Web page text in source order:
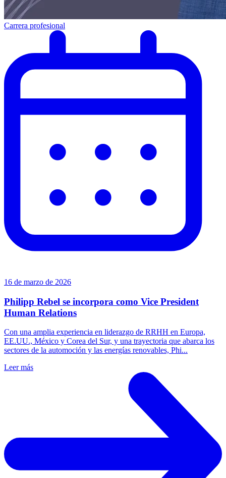
Carrera profesional
16 de marzo de 2026
Philipp Rebel se incorpora como Vice President
Human Relations
Con una amplia experiencia en liderazgo de RRHH en Europa,
EE.UU., México y Corea del Sur, y una trayectoria que abarca los
sectores de la automoción y las energías renovables, Phi...
Leer más